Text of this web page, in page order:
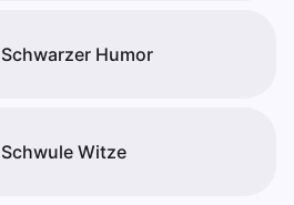
Schwarzer Humor
Schwule Witze